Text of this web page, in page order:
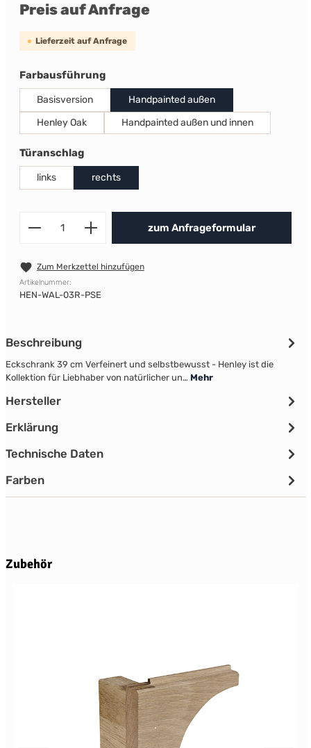
Preis auf Anfrage
Lieferzeit auf Anfrage
Farbausführungauswählen
Basisversion
Handpainted außen
Henley Oak
Handpainted außen und innen
Türanschlagauswählen
links rechts
Produkt Anzahl: Gib den
zum Anfrageformular
Zum Merkzettel hinzufügen
Artikelnummer:
HEN-WAL-03R-PSE
Beschreibung
Eckschrank 39 cm Verfeinert und selbstbewusst - Henley ist die
Kollektion für Liebhaber von natürlicher un… Mehr
Hersteller
Erklärung
Technische Daten
Farben
Produktgalerie überspringen
Zubehör